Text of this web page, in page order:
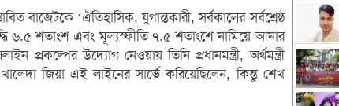
বাজেটকে ‘ঐতিহাসিক, যুগান্তকারী, সর্বকালের সর্বশ্রেষ্ঠ
৬.৫ শতাংশ এবং মূল্যস্ফীতি ৭.৫ শতাংশে নামিয়ে আনার
প্রকল্পের উদ্যোগ নেওয়ায় তিনি প্রধানমন্ত্রী, অর্থমন্ত্রী
জিয়া এই লাইনের সার্ভে করিয়েছিলেন, কিন্তু শেখ